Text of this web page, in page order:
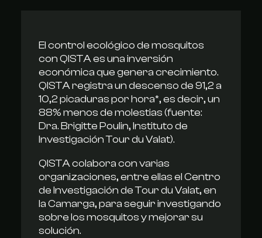
El control ecológico de mosquitos
con QISTA es una inversión
económica que genera crecimiento.
QISTA registra un descenso de 91,2 a
10,2 picaduras por hora*, es decir, un
88% menos de molestias (fuente:
Dra. Brigitte Poulin, Instituto de
Investigación Tour du Valat).
QISTA colabora con varias
organizaciones, entre ellas el Centro
de Investigación de Tour du Valat, en
la Camarga, para seguir investigando
sobre los mosquitos y mejorar su
solución.